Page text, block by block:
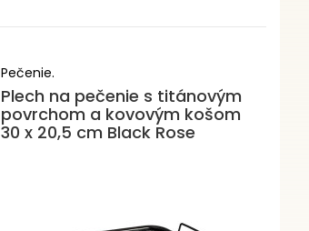
Pečenie.
Plech na pečenie s titánovým
povrchom a kovovým košom
30 x 20,5 cm Black Rose